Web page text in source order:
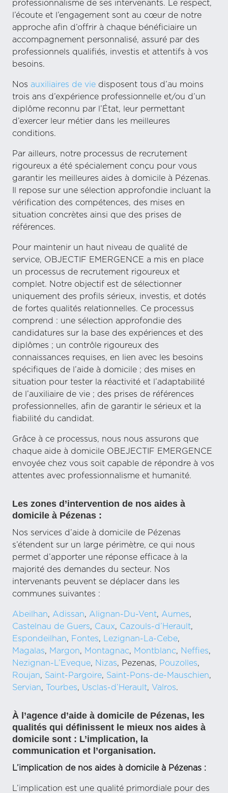
professionnalisme de ses intervenants. Le respect,
l’écoute et l’engagement sont au cœur de notre
approche afin d’offrir à chaque bénéficiaire un
accompagnement personnalisé, assuré par des
professionnels qualifiés, investis et attentifs à vos
besoins.
Nos auxiliaires de vie disposent tous d’au moins
trois ans d’expérience professionnelle et/ou d’un
diplôme reconnu par l’État, leur permettant
d’exercer leur métier dans les meilleures
conditions.
Par ailleurs, notre processus de recrutement
rigoureux a été spécialement conçu pour vous
garantir les meilleures aides à domicile à Pézenas.
Il repose sur une sélection approfondie incluant la
vérification des compétences, des mises en
situation concrètes ainsi que des prises de
références.
Pour maintenir un haut niveau de qualité de
service, OBJECTIF EMERGENCE a mis en place
un processus de recrutement rigoureux et
complet. Notre objectif est de sélectionner
uniquement des profils sérieux, investis, et dotés
de fortes qualités relationnelles. Ce processus
comprend : une sélection approfondie des
candidatures sur la base des expériences et des
diplômes ; un contrôle rigoureux des
connaissances requises, en lien avec les besoins
spécifiques de l’aide à domicile ; des mises en
situation pour tester la réactivité et l’adaptabilité
de l’auxiliaire de vie ; des prises de références
professionnelles, afin de garantir le sérieux et la
fiabilité du candidat.
Grâce à ce processus, nous nous assurons que
chaque aide à domicile OBEJECTIF EMERGENCE
envoyée chez vous soit capable de répondre à vos
attentes avec professionnalisme et humanité.
Les zones d’intervention de nos aides à
domicile à Pézenas :
Nos services d’aide à domicile de Pézenas
s’étendent sur un large périmètre, ce qui nous
permet d’apporter une réponse efficace à la
majorité des demandes du secteur. Nos
intervenants peuvent se déplacer dans les
communes suivantes :
Abeilhan, Adissan, Alignan-Du-Vent, Aumes,
Castelnau de Guers, Caux, Cazouls-d’Herault,
Espondeilhan, Fontes, Lezignan-La-Cebe,
Magalas, Margon, Montagnac, Montblanc, Neffies,
Nezignan-L’Eveque, Nizas, Pezenas, Pouzolles,
Roujan, Saint-Pargoire, Saint-Pons-de-Mauschien,
Servian, Tourbes, Usclas-d’Herault, Valros.
À l’agence d’aide à domicile de Pézenas, les
qualités qui définissent le mieux nos aides à
domicile sont : L’implication, la
communication et l’organisation.
L’implication de nos aides à domicile à Pézenas :
L’implication est une qualité primordiale pour des